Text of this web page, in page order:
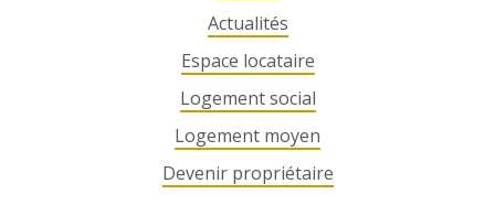
Actualités
Espace locataire
Logement social
Logement moyen
Devenir propriétaire